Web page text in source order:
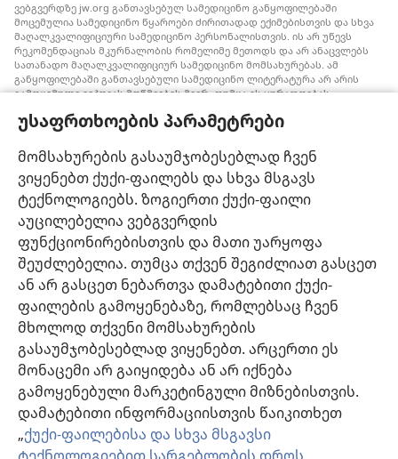
უსაფრთხოების პარამეტრები
მომსახურების გასაუმჯობესებლად ჩვენ
ვიყენებთ ქუქი-ფაილებს და სხვა მსგავს
ტექნოლოგიებს. ზოგიერთი ქუქი-ფაილი
აუცილებელია ვებგვერდის
ფუნქციონირებისთვის და მათი უარყოფა
შეუძლებელია. თუმცა თქვენ შეგიძლიათ გასცეთ
ან არ გასცეთ ნებართვა დამატებითი ქუქი-
ფაილების გამოყენებაზე, რომლებსაც ჩვენ
მხოლოდ თქვენი მომსახურების
გასაუმჯობესებლად ვიყენებთ. არცერთი ეს
მონაცემი არ გაიყიდება ან არ იქნება
გამოყენებული მარკეტინგული მიზნებისთვის.
დამატებითი ინფორმაციისთვის წაიკითხეთ
„ქუქი-ფაილებისა და სხვა მსგავსი
ვებგვერდზე jw.org განთავსებულ სამედიცინო განყოფილებაში
მოცემულია სამედიცინო წყაროები ძირითადად ექიმებისთვის და სხვა
მაღალკვალიფიციური სამედიცინო პერსონალისთვის. ის არ უწევს
რეკომენდაციას მკურნალობის რომელიმე მეთოდს და არ ანაცვლებს
სათანადო მაღალკვალიფიციურ სამედიცინო მომსახურებას. ამ
განყოფილებაში განთავსებული სამედიცინო ლიტერატურა არ არის
გამოცემული იეჰოვას მოწმეების მიერ, თუმცა ის ყურადღებას
რომელიც შესაძლოა ყურადსაღები იყოს. თითოეული მედიკოსი
ვალდებულია, ინფორმირებული იყოს მედიცინაში არსებული
მიღწევების თაობაზე, რათა მკურნალობის ის მეთოდი შესთავაზოს
პაციენტს, რომელიც მისი ჯანმრთელობის მდგომარეობას საუკეთესოდ
შეესაბამება და არ ეწინააღმდეგება პაციენტის სურვილს,
ფასეულობებსა და მრწამსს. აქ მოცემული მკურნალობის მეთოდები
გამოიყენება ინდივიდუალურად, პაციენტის საჭიროებების
გათვალისწინებით.
პაციენტებისთვის: ყოველთვის მიმართეთ თქვენს ექიმს ან სხვა
მაღალკვალიფიციურ სამედიცინო პერსონალს, როდესაც
ჯანმრთელობის პრობლემები გექმნებათ ან საჭიროებთ მკურნალობას.
მიმართეთ ექიმს, თუ ფიქრობთ, რომ რაღაც გაწუხებთ.
ვებგვერდით სარგებლობა შესაძლებელიადადგენილი წესების
ფარგლებში.
დიზაინის კონფიგურაცია